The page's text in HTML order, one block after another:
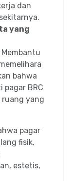
dan
yang
Membantu
bahwa
pagar BRC
yang
pagar
fisik,
estetis,